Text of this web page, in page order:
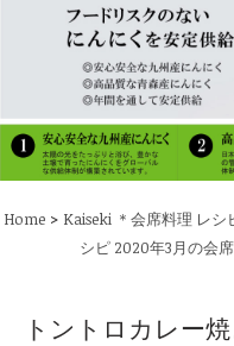
Home > Kaiseki ＊会席料理 レ
シピ 2020年3月の会
トントロカレー